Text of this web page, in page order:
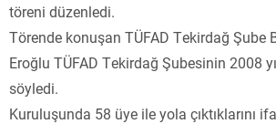
töreni düzenledi.
Törende konuşan TÜFAD Tekirdağ Şube
Eroğlu TÜFAD Tekirdağ Şubesinin 2008
söyledi.
Kuruluşunda 58 üye ile yola çıktıklarını